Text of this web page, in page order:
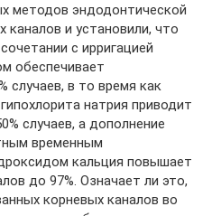
методов эндодонтической
и установили, что
с ирригацией
обеспечивает
случаев, в то время как
натрия приводит
случаев, а дополнение
временным
кальция повышает
до 97%. Означает ли это,
корневых каналов во